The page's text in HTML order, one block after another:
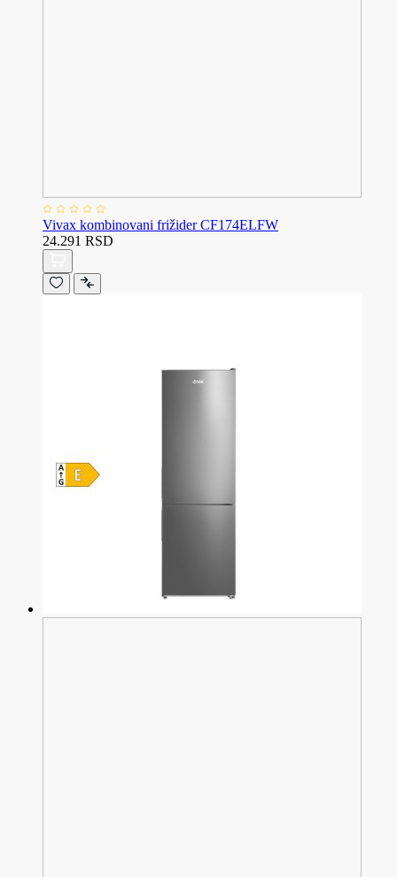
Vivax kombinovani frižider CF174ELFW
24.291 RSD